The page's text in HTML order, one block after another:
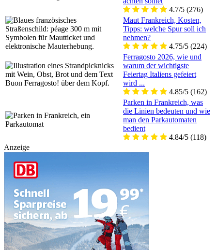
4.7/5 (276)
Maut Frankreich, Kosten,
Tipps: welche Spur soll ich
nehmen?
4.75/5 (224)
Ferragosto 2026, wie und
warum der wichtigste
Feiertag Italiens gefeiert
wird ...
4.85/5 (162)
Parken in Frankreich, was
die Linien bedeuten und wie
man den Parkautomaten
bedient
4.84/5 (118)
Anzeige